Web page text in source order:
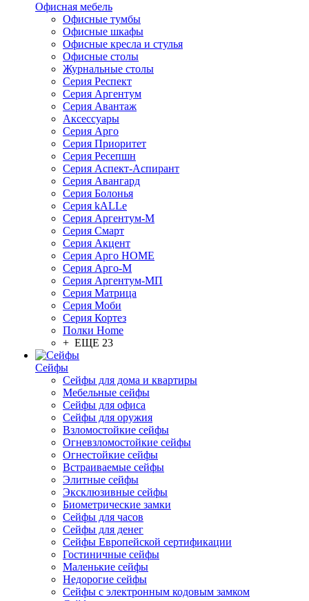
Офисная мебель
Офисные тумбы
Офисные шкафы
Офисные кресла и стулья
Офисные столы
Журнальные столы
Серия Респект
Серия Аргентум
Серия Авантаж
Аксессуары
Серия Арго
Серия Приоритет
Серия Ресепшн
Серия Аспект-Аспирант
Серия Авангард
Серия Болонья
Серия kALLe
Серия Аргентум-М
Серия Смарт
Серия Акцент
Серия Арго HOME
Серия Арго-М
Серия Аргентум-МП
Серия Матрица
Серия Моби
Серия Кортез
Полки Home
+ ЕЩЕ 23
Сейфы
Сейфы для дома и квартиры
Мебельные сейфы
Сейфы для офиса
Сейфы для оружия
Взломостойкие сейфы
Огневзломостойкие сейфы
Огнестойкие сейфы
Встраиваемые сейфы
Элитные сейфы
Эксклюзивные сейфы
Биометрические замки
Сейфы для часов
Сейфы для денег
Сейфы Европейской сертификации
Гостиничные сейфы
Маленькие сейфы
Недорогие сейфы
Сейфы с электронным кодовым замком